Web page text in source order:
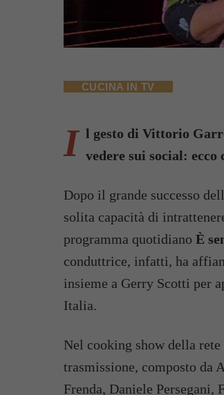
CUCINA IN TV
I l gesto di Vittorio
vedere sui social:
Dopo il grande successo
solita capacità di
programma quotidiano È
conduttrice, infatti, ha
insieme a Gerry Scotti per
Italia.
Nel cooking show della
trasmissione, composto
Frenda, Daniele Persegani,